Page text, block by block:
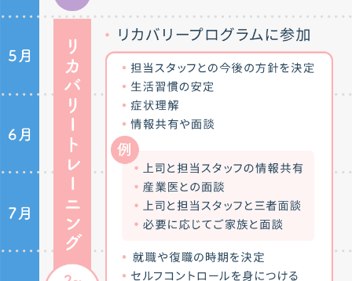
悩みやストレスのケア
安定就労
長く働くための定着支援